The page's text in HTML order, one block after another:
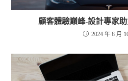
顧客體驗巔峰-設計專家
2024 年 8 月